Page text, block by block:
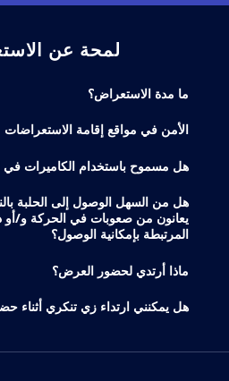
لمحة عن
ما مدة الاستعراض؟
الأمن في مواقع إقامة الاستعراضات
هل مسموح باستخدام الكاميرات في
هل من السهل الوصول إلى الحلبة
يعانون من صعوبات في الحركة و/أو
المرتبطة بإمكانية الوصول؟
ماذا أرتدي لحضور العرض؟
هل يمكنني ارتداء زي تنكري أثناء